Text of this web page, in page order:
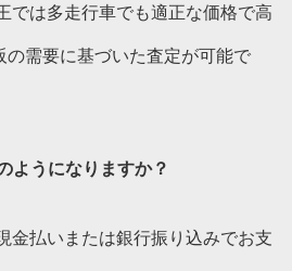
では多走行車でも適正な価格で高
の需要に基づいた査定が可能で
ようになりますか？
金払いまたは銀行振り込みでお支